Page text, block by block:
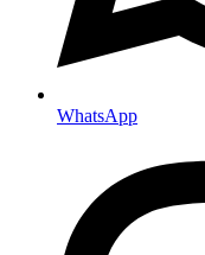
WhatsApp